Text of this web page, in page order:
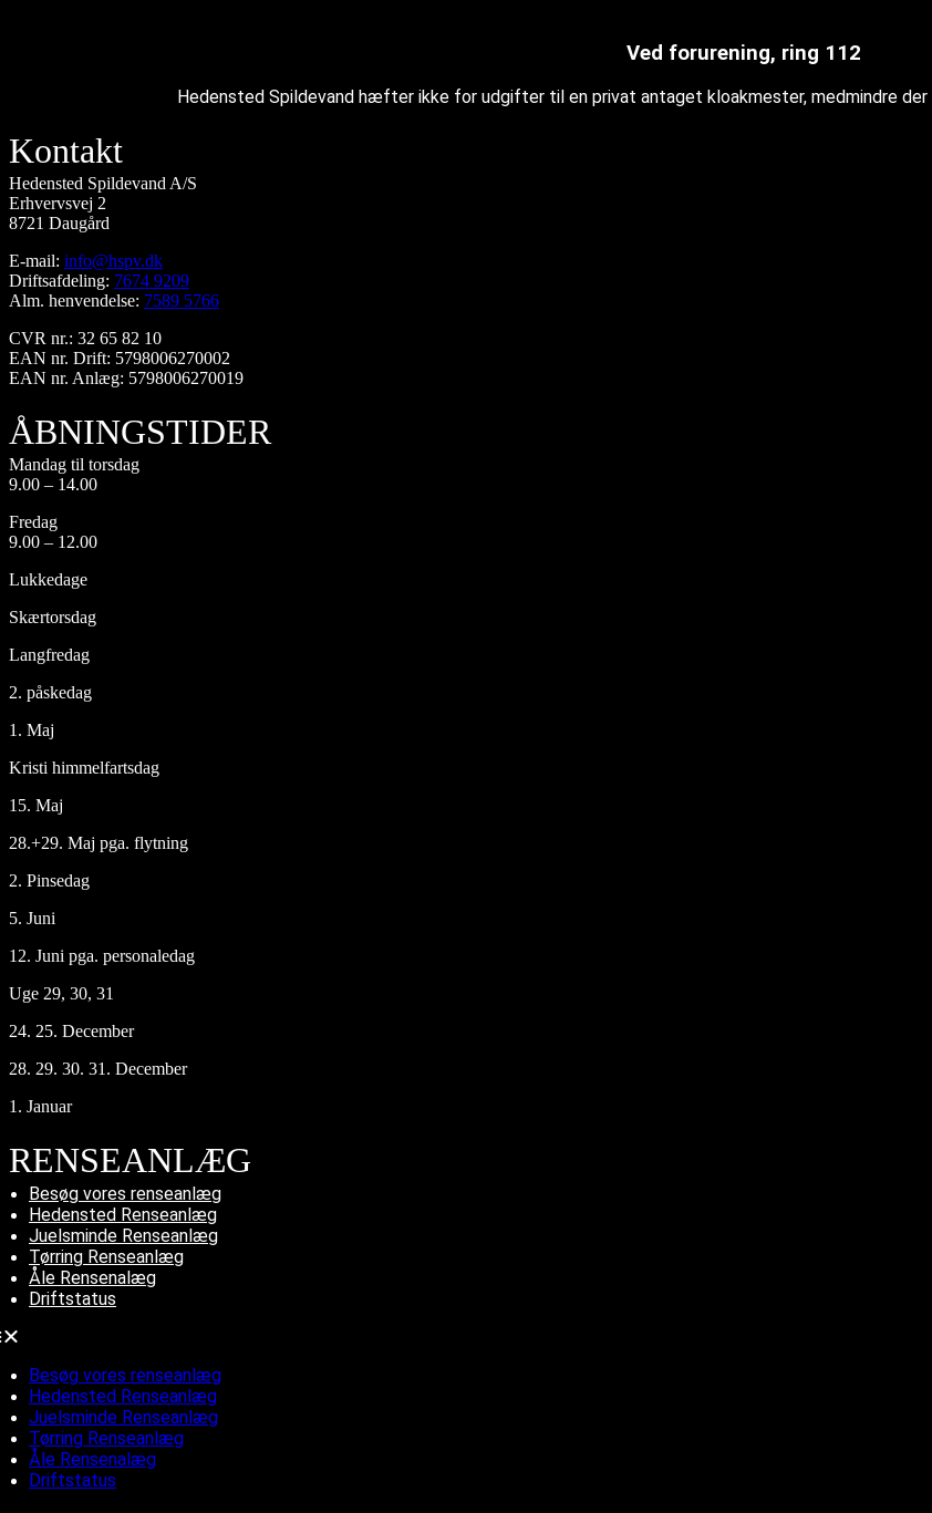
Ved forurening, ring 112
Hedensted Spildevand hæfter ikke for udgifter til en privat antaget kloakmester, medmindre
Kontakt
Hedensted Spildevand A/S
Erhvervsvej 2
8721 Daugård
E-mail: info@hspv.dk
Driftsafdeling: 7674 9209
Alm. henvendelse: 7589 5766
CVR nr.: 32 65 82 10
EAN nr. Drift: 5798006270002
EAN nr. Anlæg: 5798006270019
ÅBNINGSTIDER
Mandag til torsdag
9.00 – 14.00
Fredag
9.00 – 12.00
Lukkedage
Skærtorsdag
Langfredag
2. påskedag
1. Maj
Kristi himmelfartsdag
15. Maj
28.+29. Maj pga. flytning
2. Pinsedag
5. Juni
12. Juni pga. personaledag
Uge 29, 30, 31
24. 25. December
28. 29. 30. 31. December
1. Januar
RENSEANLÆG
Besøg vores renseanlæg
Hedensted Renseanlæg
Juelsminde Renseanlæg
Tørring Renseanlæg
Åle Rensenalæg
Driftstatus
Besøg vores renseanlæg
Hedensted Renseanlæg
Juelsminde Renseanlæg
Tørring Renseanlæg
Åle Rensenalæg
Driftstatus